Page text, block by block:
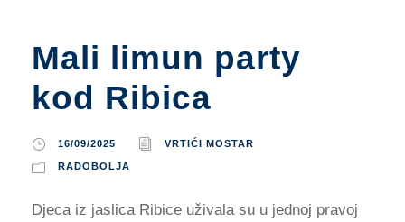
Mali limun party
kod Ribica
16/09/2025 VRTIĆI MOSTAR
RADOBOLJA
Djeca iz jaslica Ribice uživala su u jednoj pravoj